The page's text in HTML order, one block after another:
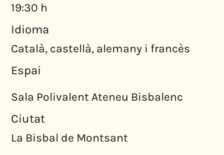
19:30 h
Idioma
Català, castellà, alemany i francès
Espai
Sala Polivalent Ateneu Bisbalenc
Ciutat
La Bisbal de Montsant